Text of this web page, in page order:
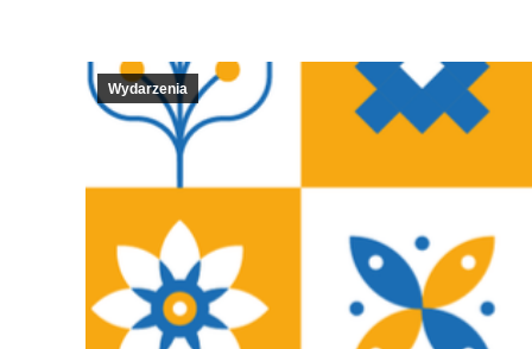
Wydarzenia